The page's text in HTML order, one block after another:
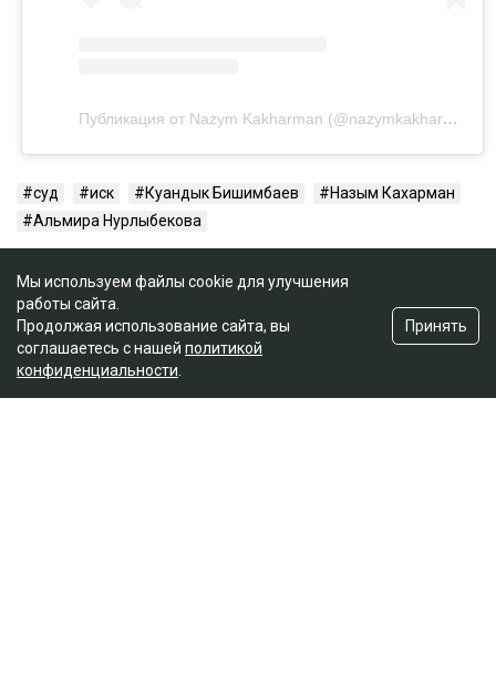
Публикация от Nazym Kakharman (@nazymkakharman)
суд иск Куандык Бишимбаев
Назым Кахарман
Альмира Нурлыбекова
Мы используем файлы cookie для улучшения
работы сайта.
Продолжая использование сайта, вы
соглашаетесь с нашей политикой
конфиденциальности
Принять